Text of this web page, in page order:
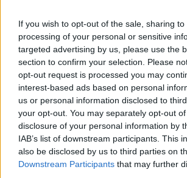
If you wish to opt-out of the sale, sharing
processing of your personal or sensitive
targeted advertising by us, please use the
section to confirm your selection. Please
opt-out request is processed you may
interest-based ads based on personal
us or personal information disclosed to
your opt-out. You may separately opt-out
disclosure of your personal information by
IAB’s list of downstream participants. This
also be disclosed by us to third parties on
Downstream Participants that may further
Χρηματιστήριο: Στις 2.627,95
Δείκτης Τιμών, με άνοδο 0,15%
06/08/2026 - 15:46 ΟΙΚΟΝΟΜΙΑ
ΥΠΑΑΤ: Αποζημιώσεις 38,1 εκατ.
κτηνοτρόφους για ευλογιά, πανώλη
πυρετό
06/08/2026 - 15:33 ΟΙΚΟΝΟΜΙΑ
Στ. Παπασταύρου: Άμεσα
Δυτική Αττική